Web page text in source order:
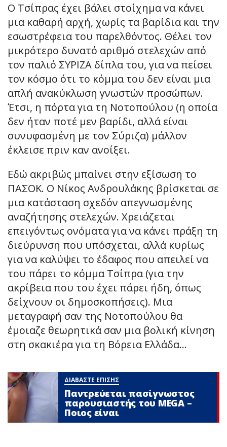
Ο Τσίπρας έχει βάλει στοίχημα να κάνει
μια καθαρή αρχή, χωρίς τα βαρίδια και την
εσωστρέφεια του παρελθόντος. Θέλει τον
μικρότερο δυνατό αριθμό στελεχών από
τον παλιό ΣΥΡΙΖΑ δίπλα του, για να πείσει
τον κόσμο ότι το κόμμα του δεν είναι μια
απλή ανακύκλωση γνωστών προσώπων.
Έτσι, η πόρτα για τη Νοτοπούλου (η οποία
δεν ήταν ποτέ μεν βαρίδι, αλλά είναι
συνυφασμένη με τον Σύριζα) μάλλον
έκλεισε πριν καν ανοίξει.
Εδώ ακριβώς μπαίνει στην εξίσωση το
ΠΑΣΟΚ. Ο Νίκος Ανδρουλάκης βρίσκεται σε
μια κατάσταση σχεδόν απεγνωσμένης
αναζήτησης στελεχών. Χρειάζεται
επειγόντως ονόματα για να κάνει πράξη τη
διεύρυνση που υπόσχεται, αλλά κυρίως
για να καλύψει το έδαφος που απειλεί να
του πάρει το κόμμα Τσίπρα (για την
ακρίβεια που του έχει πάρει ήδη, όπως
δείχνουν οι δημοσκοπήσεις). Μια
μεταγραφή σαν της Νοτοπούλου θα
έμοιαζε θεωρητικά σαν μια βολική κίνηση
στη σκακιέρα για τη Βόρεια Ελλάδα…
ΔΙΑΒΑΣΤΕ ΕΠΙΣΗΣ
Παντρεύεται πασίγνωστος
παρουσιαστής του MEGA –
Ποιος είναι